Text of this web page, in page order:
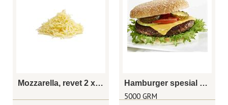
Mozzarella, revet 2 x 3kg Hamburger spesial 160g
5000 GRM